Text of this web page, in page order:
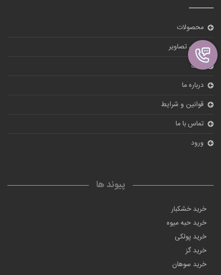
محصولات
گالری تصاویر
بلاگ
درباره ما
قوانین و شرایط
تماس با ما
ورود
پیوند ها
خرید خشکبار
خرید حبه میوه
خرید پولکی
خرید گز
خرید سوهان